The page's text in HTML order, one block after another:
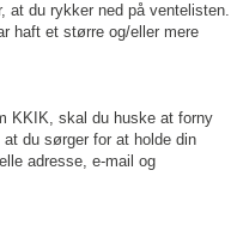
at du rykker ned på ventelisten.
haft et større og/eller mere
KKIK, skal du huske at forny
du sørger for at holde din
adresse, e-mail og